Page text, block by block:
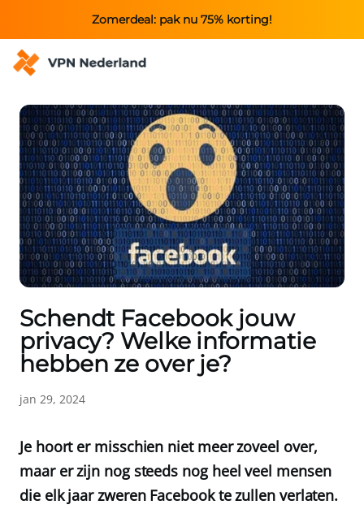
Zomerdeal: pak nu 75% korting!
Schendt Facebook jouw
privacy? Welke informatie
hebben ze over je?
jan 29, 2024
Je hoort er misschien niet meer zoveel over,
maar er zijn nog steeds nog heel veel mensen
die elk jaar zweren Facebook te zullen verlaten.